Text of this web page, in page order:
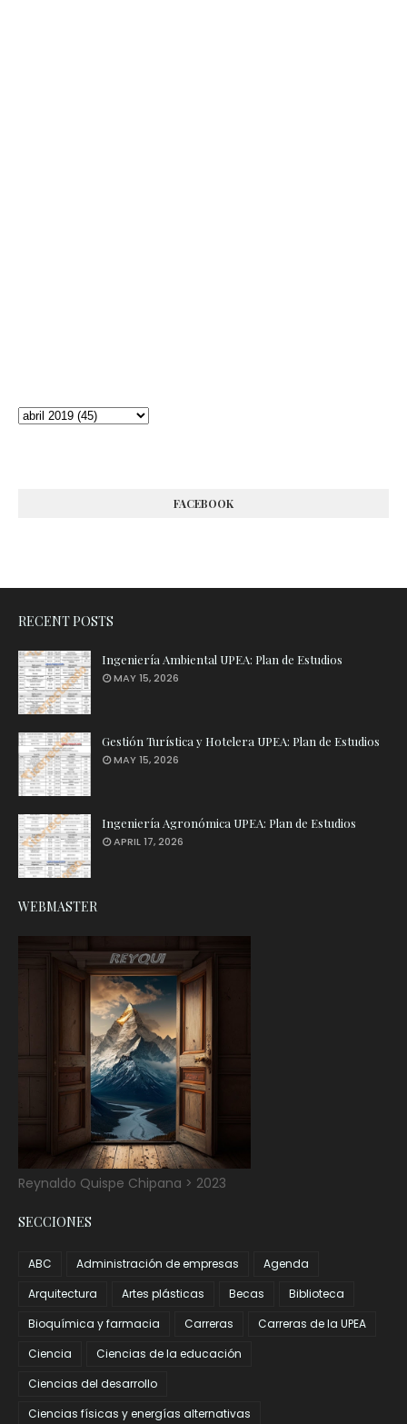
FACEBOOK
RECENT POSTS
Ingeniería Ambiental UPEA: Plan de Estudios
MAY 15, 2026
Gestión Turística y Hotelera UPEA: Plan de Estudios
MAY 15, 2026
Ingeniería Agronómica UPEA: Plan de Estudios
APRIL 17, 2026
WEBMASTER
Reynaldo Quispe Chipana > 2023
SECCIONES
ABC Administración de empresas
Agenda
Arquitectura
Artes plásticas Becas
Biblioteca
Bioquímica y farmacia
Carreras
Carreras de la UPEA
Ciencia
Ciencias de la educación
Ciencias del desarrollo
Ciencias físicas y energías alternativas